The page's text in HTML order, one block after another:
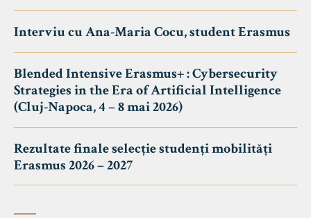
Interviu cu Ana-Maria Cocu, student Erasmus
Blended Intensive Erasmus+ : Cybersecurity
Strategies in the Era of Artificial Intelligence
(Cluj-Napoca, 4 – 8 mai 2026)
Rezultate finale selecție studenți mobilități
Erasmus 2026 – 2027